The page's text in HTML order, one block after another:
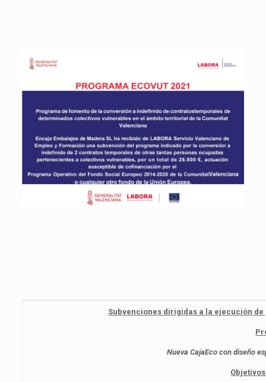
Subvenciones dirigidas a la ejecución
Nueva CajaEco con diseño